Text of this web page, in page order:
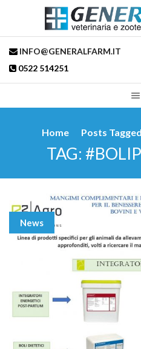
INFO@GENERALFARM.IT
0522 514251
Home Posts
TAG:
News